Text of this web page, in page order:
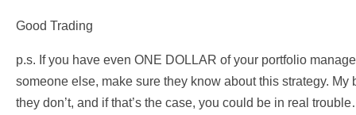
Good Trading
p.s. If you have even ONE DOLLAR of your portfolio
someone else, make sure they know about this strategy. My
they don’t, and if that’s the case, you could be in real